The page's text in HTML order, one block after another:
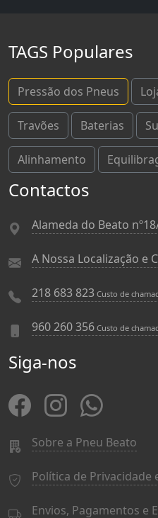
TAGS Populares
Pressão dos Pneus
Travões Baterias
Alinhamento
Contactos
Alameda do Beato
A Nossa Localização e
218 683 823 Custo de
960 260 356 Custo de
Siga-nos
Sobre a Pneu Beato
Política de Privacidade
Envios, Pagamentos e